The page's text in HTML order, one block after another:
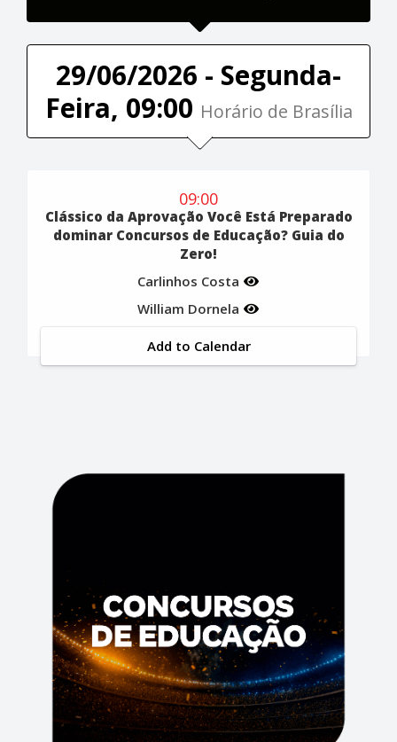
29/06/2026 - Segunda-
Feira, 09:00 Horário de Brasília
09:00
Clássico da Aprovação Você Está Preparado
dominar Concursos de Educação? Guia do
Zero!
Carlinhos Costa
William Dornela
Add to Calendar